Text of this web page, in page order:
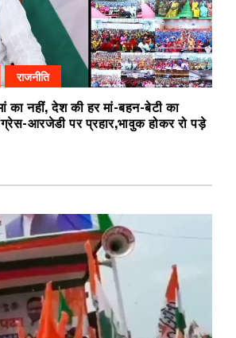
राजनीति
का नहीं, देश की हर मां-बहन-बेटी का
आरजेडी पर प्रहार,भावुक होकर रो पड़े